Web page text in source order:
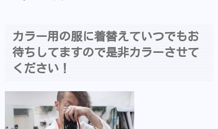
カラー用の服に着替えていつでもお
待ちしてますので是非カラーさせて
ください！